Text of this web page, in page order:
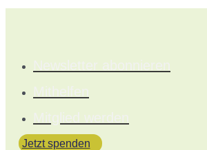
Newsletter abonnieren
Mithelfen
Mitglied werden
Jetzt spenden